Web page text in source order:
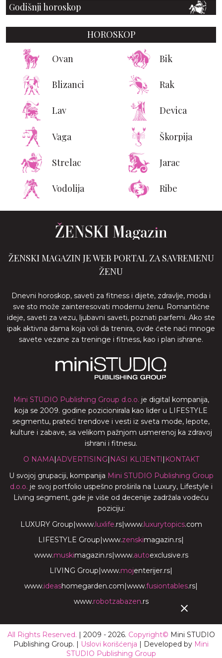
Godišnji horoskop
HOROSKOP
Ovan Bik
Blizanci Rak
Lav Devica
Vaga Škorpija
Strelac Jarac
Vodolija Ribe
ŽENSKI MAGAZIN JE WEB PORTAL ZA SAVREMENU
ŽENU
Dnevni horoskop, saveti za fitness i dijete, zdravlje, moda i
sve sto može zainteresovati modernu ženu. Romantične
ideje, saveti za vezu, ljubavni saveti, poznati parfemi. Ako ste
ipak aktivna dama koja voli da trenira, ovde ćete naći mnoge
savete vezane za treninge i fitness, kao i plan ishrane.
Mini STUDIO Publishing Group d.o.o. je digital kompanija,
koja se 2009. godine pozicionirala kao lider u LIFESTYLE
segmentu, prateći trendove i vesti iz sveta mode, lepote,
kulture i zabave, sa velikom pažnjom usmerenoj ka zdravoj
ishrani i fitnesu.
O NAMA|ADVERTISING| NASI KLIJENTI | KONTAKT
U svojoj grupaciji, kompanija Mini STUDIO Publishing Group
d.o.o. je svoj portfolio uspešno proširila na Luxury, Lifestyle i
Living segment, gde je više od decenije zadržala vodeću
poziciju:
LUXURY Group|www.luxlife.rs|www.luxurytopics.com
LIFESTYLE Group|www.zenskimagazin.rs|
www.muskimagazin.rs|www.autoexclusive.rs
LIVING Group|www.mojenterijer.rs|
www.ideashomegarden.com|www.fusiontables.rs|
www.robotzabazen.rs
All Rights Reserved. | 2009 - 2026. Copyright© Mini STUDIO
Publishing Group. | Uslovi korišćenja | Developed by Mini
STUDIO Publishing Group